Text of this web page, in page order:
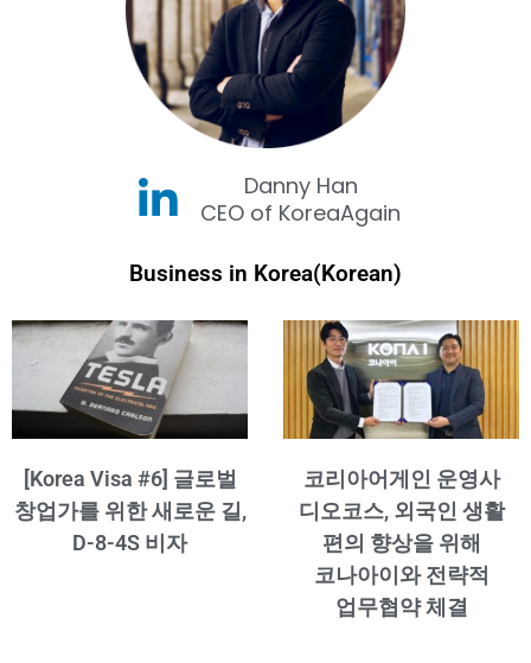
Danny Han
CEO of KoreaAgain
Business in Korea(Korean)
[Korea Visa #6] 글로벌
창업가를 위한 새로운 길,
D-8-4S 비자
코리아어게인 운영사
디오코스, 외국인 생활
편의 향상을 위해
코나아이와 전략적
업무협약 체결